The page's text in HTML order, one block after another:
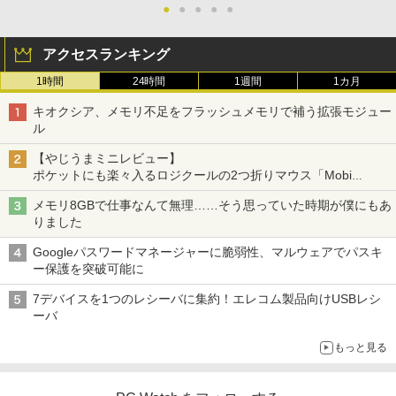
● ● ● ● ●
アクセスランキング
1時間 24時間 1週間 1カ月
キオクシア、メモリ不足をフラッシュメモリで補う拡張モジュー
ル
【やじうまミニレビュー】
ポケットにも楽々入るロジクールの2つ折りマウス「Mobi
Fold」。その気になるギミックとは？
メモリ8GBで仕事なんて無理……そう思っていた時期が僕にもあ
りました
Googleパスワードマネージャーに脆弱性、マルウェアでパスキ
ー保護を突破可能に
7デバイスを1つのレシーバに集約！エレコム製品向けUSBレシ
ーバ
もっと見る